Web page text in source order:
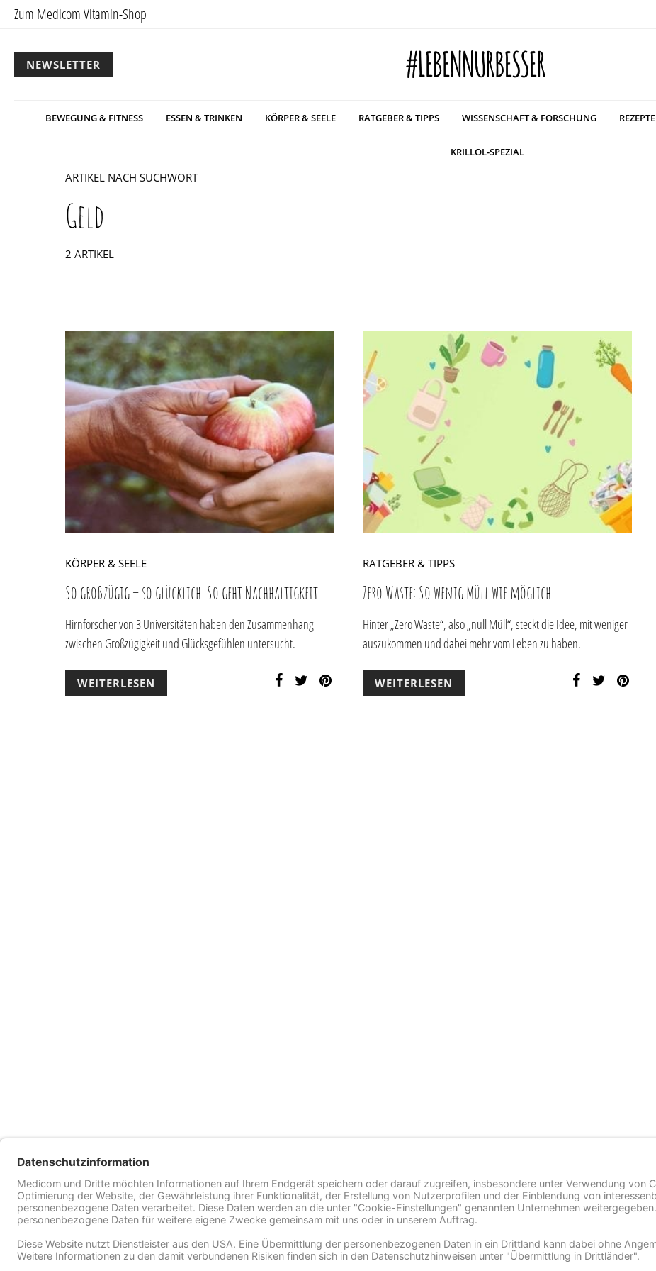
Zum Medicom Vitamin-Shop
NEWSLETTER
BEWEGUNG & FITNESS ESSEN & TRINKEN KÖRPER & SEELE RATGEBER & TIPPS WISSENSCHAFT & FORSCHUNG REZEPTE
KRILLÖL-SPEZIAL
ARTIKEL NACH SUCHWORT
Geld
2 ARTIKEL
KÖRPER & SEELE
So großzügig – so glücklich. So geht Nachhaltigkeit
Hirnforscher von 3 Universitäten haben den Zusammenhang
zwischen Großzügigkeit und Glücksgefühlen untersucht.
WEITERLESEN
RATGEBER & TIPPS
Zero Waste: So wenig Müll wie möglich
Hinter „Zero Waste“, also „null Müll“, steckt die Idee, mit weniger
auszukommen und dabei mehr vom Leben zu haben.
WEITERLESEN